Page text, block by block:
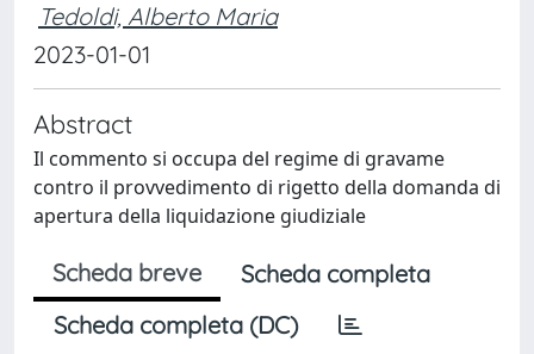
Tedoldi, Alberto Maria
2023-01-01
Abstract
Il commento si occupa del regime di gravame
contro il provvedimento di rigetto della domanda di
apertura della liquidazione giudiziale
Scheda breve
Scheda completa
Scheda completa (DC)